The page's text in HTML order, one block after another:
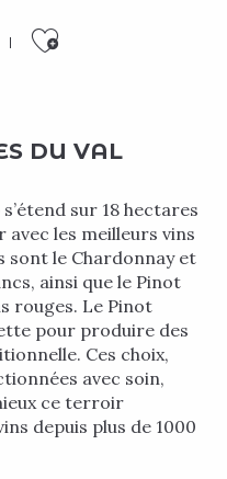
Ajouter
DU VAL
sur 18 hectares
avec les meilleurs vins
sont le Chardonnay et
ainsi que le Pinot
rouges. Le Pinot
pour produire des
Ces choix,
avec soin,
ce terroir
depuis plus de 1000